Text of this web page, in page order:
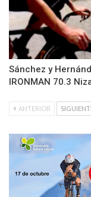
Sánchez y
IRONMAN 70.3
ANTERIOR